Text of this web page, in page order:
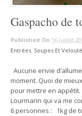
Gaspacho de
Published On 16 Juillet
Entrées, Soupes Et
Aucune envie
moment. Quoi de
pour mettre en appétit.
Lourmarin qui va me
6 personnes : 1kg de